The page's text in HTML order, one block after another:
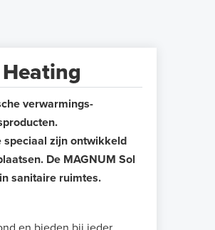
verwarmings-
speciaal zijn ontwikkeld
De MAGNUM Sol
sanitaire ruimtes.